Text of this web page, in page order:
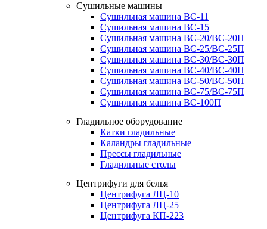
Сушильные машины
Сушильная машина ВС-11
Сушильная машина ВС-15
Сушильная машина ВС-20/ВС-20П
Сушильная машина ВС-25/ВС-25П
Сушильная машина ВС-30/ВС-30П
Сушильная машина ВС-40/ВС-40П
Сушильная машина ВС-50/ВС-50П
Сушильная машина ВС-75/ВС-75П
Сушильная машина ВС-100П
Гладильное оборудование
Катки гладильные
Каландры гладильные
Прессы гладильные
Гладильные столы
Центрифуги для белья
Центрифуга ЛЦ-10
Центрифуга ЛЦ-25
Центрифуга КП-223